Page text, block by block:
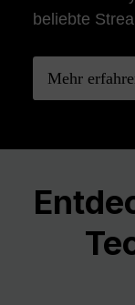
beliebte
Mehr